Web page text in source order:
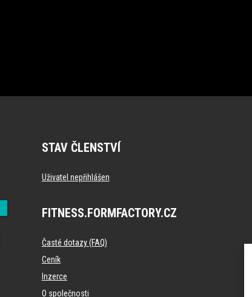
STAV ČLENSTVÍ
Uživatel nepřihlášen
FITNESS.FORMFACTORY.CZ
Časté dotazy (FAQ)
Ceník
Inzerce
O společnosti